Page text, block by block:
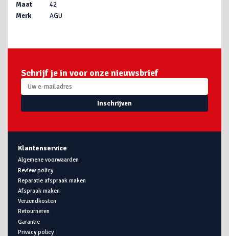
Maat
42
Merk
AGU
Schrijf je in voor onze nieuwsbrief
Inschrijven
Klantenservice
Algemene voorwaarden
Review policy
Reparatie afspraak maken
Afspraak maken
Verzendkosten
Retourneren
Garantie
Privacy policy